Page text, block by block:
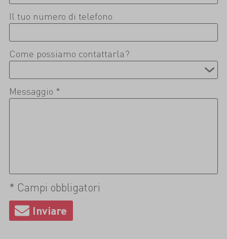
Il tuo numero di telefono
Come possiamo contattarla?
Messaggio *
* Campi obbligatori